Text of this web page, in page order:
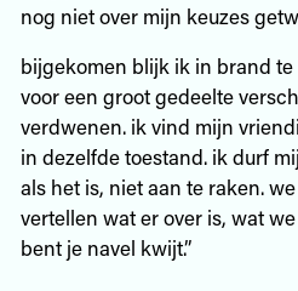
nog niet over mijn keuzes
bijgekomen blijk ik in brand
voor een groot gedeelte
verdwenen. ik vind mijn
in dezelfde toestand. ik durf
als het is, niet aan te raken.
vertellen wat er over is, wat
bent je navel kwijt.”